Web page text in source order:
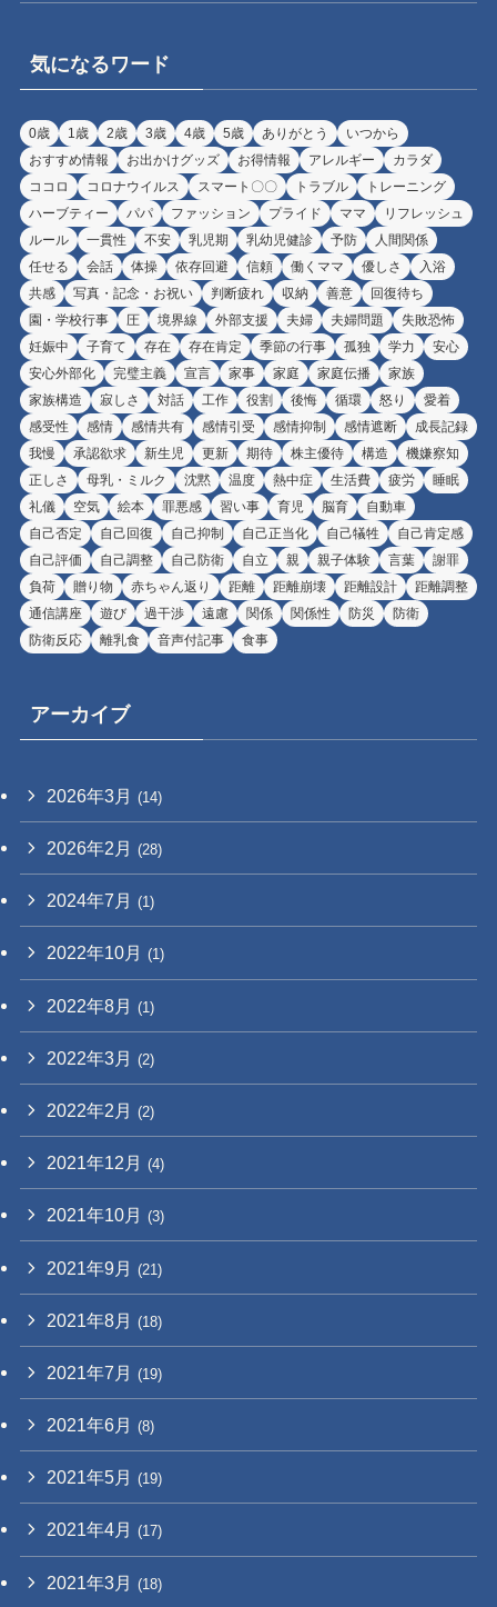
気になるワード
0歳 1歳 2歳 3歳 4歳 5歳 ありがとう
いつから
おすすめ情報
お出かけグッズ お得情報 アレルギー
カラダ
ココロ
コロナウイルス スマート〇〇 トラブル
トレーニング
ハーブティー
パパ ファッション プライド ママ
リフレッシュ
ルール
一貫性 不安 乳児期 乳幼児健診 予防
人間関係
任せる
会話 体操 依存回避 信頼 働くママ 優しさ
入浴
共感
写真・記念・お祝い 判断疲れ 収納 善意
回復待ち
園・学校行事
圧 境界線 外部支援 夫婦 夫婦問題
失敗恐怖
妊娠中
子育て 存在 存在肯定 季節の行事 孤独 学力
安心
安心外部化
完璧主義 宣言 家事 家庭 家庭伝播
家族
家族構造
寂しさ 対話 工作 役割 後悔 循環 怒り
愛着
感受性
感情 感情共有 感情引受 感情抑制 感情遮断
成長記録
我慢
承認欲求 新生児 更新 期待 株主優待 構造
機嫌察知
正しさ
母乳・ミルク 沈黙 温度 熱中症 生活費 疲労
睡眠
礼儀
空気 絵本 罪悪感 習い事 育児 脳育
自動車
自己否定
自己回復 自己抑制 自己正当化 自己犠牲
自己肯定感
自己評価
自己調整 自己防衛 自立 親 親子体験 言葉
謝罪
負荷
贈り物 赤ちゃん返り 距離 距離崩壊 距離設計
距離調整
通信講座
遊び 過干渉 遠慮 関係 関係性 防災
防衛
防衛反応
離乳食 音声付記事 食事
アーカイブ
2026年3月 (14)
2026年2月 (28)
2024年7月 (1)
2022年10月 (1)
2022年8月 (1)
2022年3月 (2)
2022年2月 (2)
2021年12月 (4)
2021年10月 (3)
2021年9月 (21)
2021年8月 (18)
2021年7月 (19)
2021年6月 (8)
2021年5月 (19)
2021年4月 (17)
2021年3月 (18)